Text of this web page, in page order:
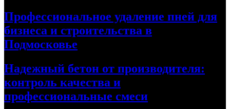
Профессиональное удаление пней для
бизнеса и строительства в
Подмосковье
Надежный бетон от производителя:
контроль качества и
профессиональные смеси